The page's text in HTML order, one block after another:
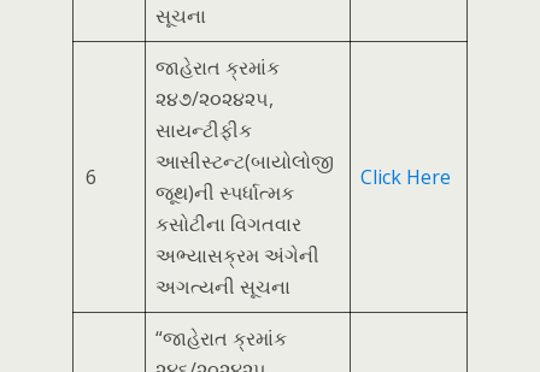
સૂચના
6
જાહેરાત ક્રમાંક
૨૪૭/૨૦૨૪૨૫,
સાયન્ટીફીક
આસીસ્ટન્ટ(બાયોલોજી
જૂથ)ની સ્પર્ધાત્મક
કસોટીના વિગતવાર
અભ્યાસક્રમ અંગેની
અગત્યની સૂચના
Click Here
“જાહેરાત ક્રમાંક